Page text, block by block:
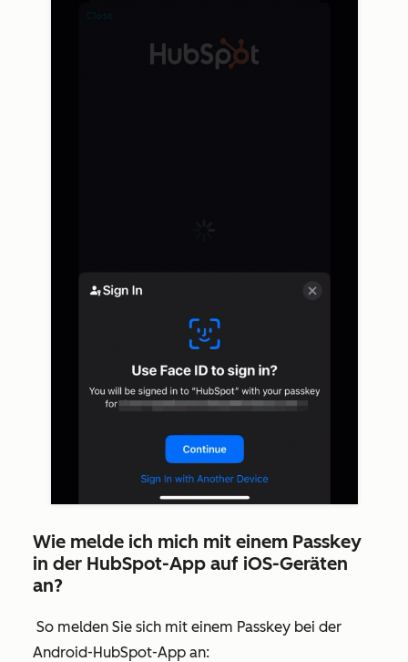
Wie melde ich mich mit einem Passkey
in der HubSpot-App auf iOS-Geräten
an?
So melden Sie sich mit einem Passkey bei der
Android-HubSpot-App an: